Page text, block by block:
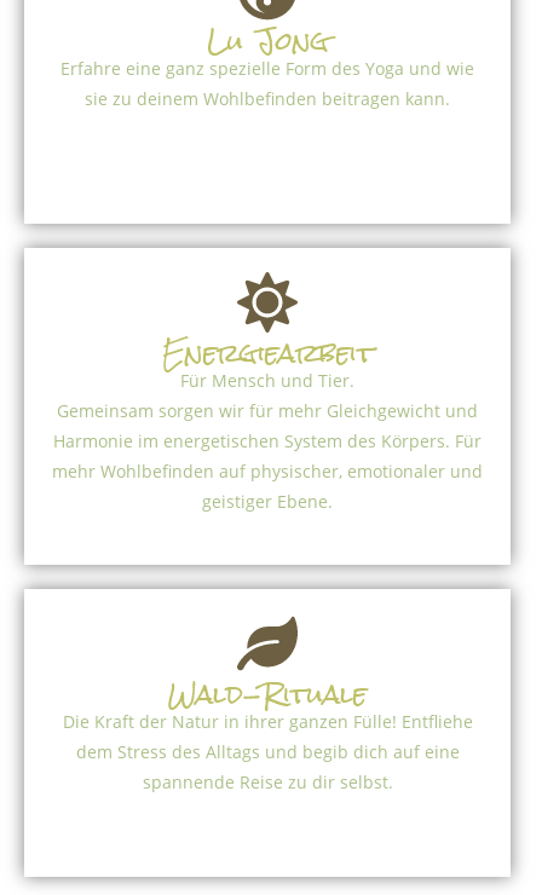
Lu Jong
Erfahre eine ganz spezielle Form des Yoga und wie
sie zu deinem Wohlbefinden beitragen kann.
Energiearbeit
Für Mensch und Tier.
Gemeinsam sorgen wir für mehr Gleichgewicht und
Harmonie im energetischen System des Körpers. Für
mehr Wohlbefinden auf physischer, emotionaler und
geistiger Ebene.
Wald-Rituale
Die Kraft der Natur in ihrer ganzen Fülle! Entfliehe
dem Stress des Alltags und begib dich auf eine
spannende Reise zu dir selbst.